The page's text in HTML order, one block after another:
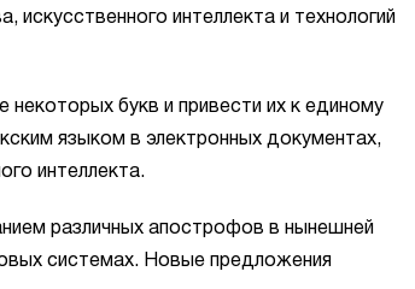
искусственного интеллекта и технологий
некоторых букв и привести их к единому
языком в электронных документах,
интеллекта.
различных апострофов в нынешней
системах. Новые предложения